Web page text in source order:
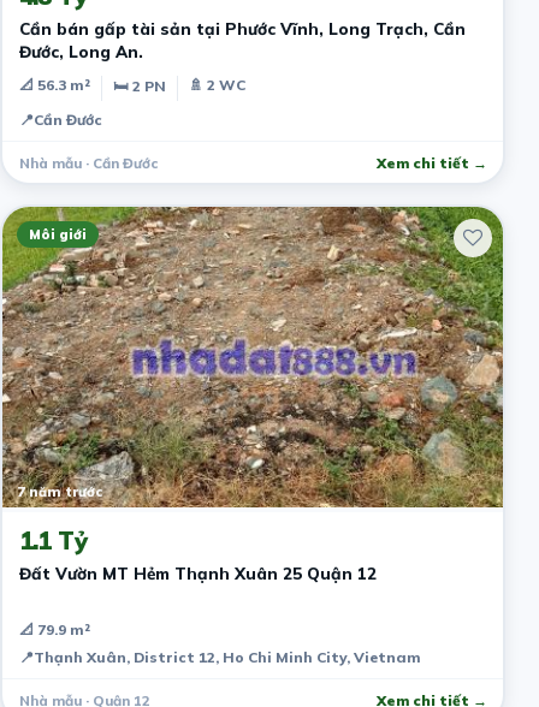
Cần bán gấp tài sản tại Phước Vĩnh, Long Trạch, Cần
Đước, Long An.
📐 56.3 m² 🛏 2 PN
🚿 2 WC
📍Cần Đước
Nhà mẫu · Cần Đước Xem chi tiết →
Môi giới
7 năm trước
1.1 Tỷ
Đất Vườn MT Hẻm Thạnh Xuân 25 Quận 12
📐 79.9 m²
📍Thạnh Xuân, District 12, Ho Chi Minh City, Vietnam
Nhà mẫu · Quận 12 Xem chi tiết →